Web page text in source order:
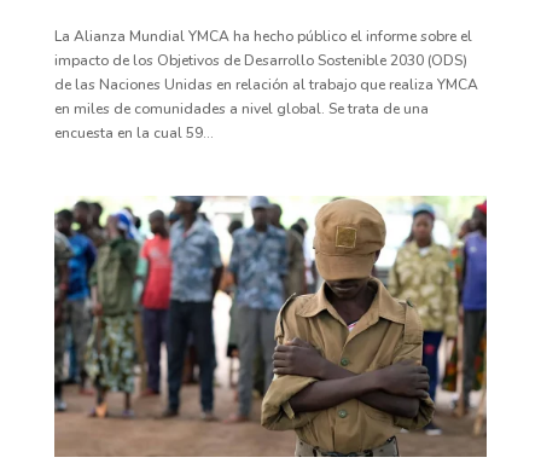
La Alianza Mundial YMCA ha hecho público el informe sobre el
impacto de los Objetivos de Desarrollo Sostenible 2030 (ODS)
de las Naciones Unidas en relación al trabajo que realiza YMCA
en miles de comunidades a nivel global. Se trata de una
encuesta en la cual 59...